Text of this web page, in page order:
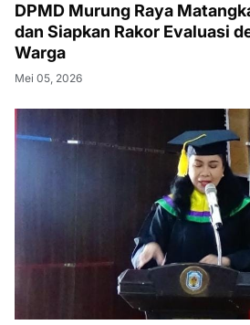
DPMD Murung Raya
dan Siapkan Rakor Evaluasi
Warga
Mei 05, 2026